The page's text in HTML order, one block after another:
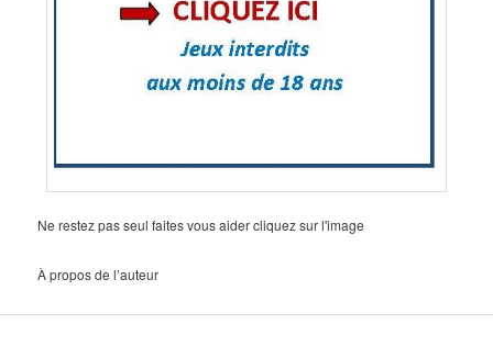
Ne restez pas seul faites vous aider cliquez sur l'image
À propos de l’auteur